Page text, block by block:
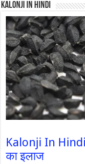
Kalonji In Hindi
Kalonji In Hindi
का इलाज